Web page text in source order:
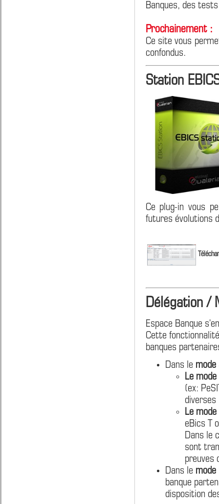
Banques, des
Prochainement :
Ce site vous
confondus.
Station
Ce plug-in vous
futures évolutions
Délégation /
Espace Banque
Cette
banques
Dans le mode
Le
(ex:
diverses
Le
eBics T
Dans le
sont
preuves
Dans le
banque
disposition